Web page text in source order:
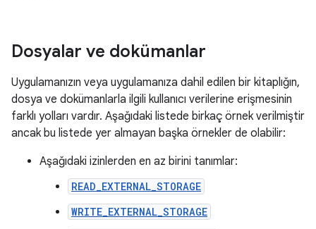
Dosyalar ve dokümanlar
Uygulamanızın veya uygulamanıza dahil edilen bir kitaplığın,
dosya ve dokümanlarla ilgili kullanıcı verilerine erişmesinin
farklı yolları vardır. Aşağıdaki listede birkaç örnek verilmiştir
ancak bu listede yer almayan başka örnekler de olabilir:
Aşağıdaki izinlerden en az birini tanımlar:
READ_EXTERNAL_STORAGE
WRITE_EXTERNAL_STORAGE